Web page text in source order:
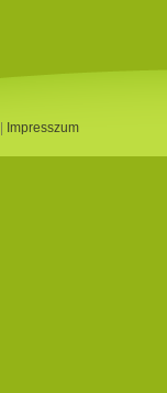
Impresszum